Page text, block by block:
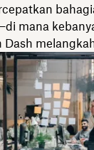
mana